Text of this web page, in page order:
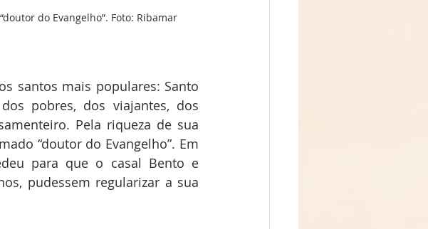
santos mais populares: Santo
pobres, dos viajantes, dos
Pela riqueza de sua
“doutor do Evangelho”. Em
para que o casal Bento e
pudessem regularizar a sua